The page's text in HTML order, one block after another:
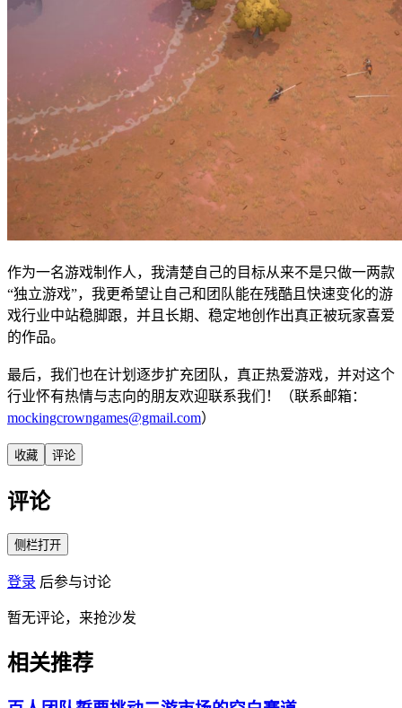
作为一名游戏制作人，我清楚自己的目标从来不是只做一两款
“独立游戏”，我更希望让自己和团队能在残酷且快速变化的游
戏行业中站稳脚跟，并且长期、稳定地创作出真正被玩家喜爱
的作品。
最后，我们也在计划逐步扩充团队，真正热爱游戏，并对这个
行业怀有热情与志向的朋友欢迎联系我们！（联系邮箱：
mockingcrowngames@gmail.com）
收藏 评论
评论
侧栏打开
登录 后参与讨论
暂无评论，来抢沙发
相关推荐